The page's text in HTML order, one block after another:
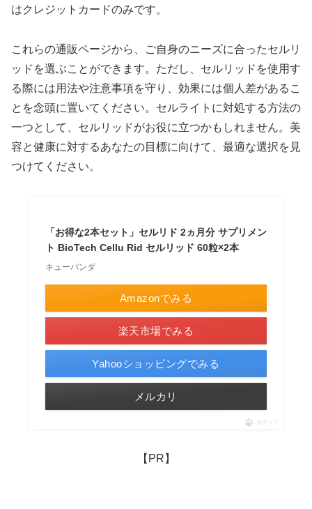
はクレジットカードのみです。
これらの通販ページから、ご自身のニーズに合ったセルリ
ッドを選ぶことができます。ただし、セルリッドを使用す
る際には用法や注意事項を守り、効果には個人差があるこ
とを念頭に置いてください。セルライトに対処する方法の
一つとして、セルリッドがお役に立つかもしれません。美
容と健康に対するあなたの目標に向けて、最適な選択を見
つけてください。
「お得な2本セット」セルリド 2ヵ月分 サプリメン
ト BioTech Cellu Rid セルリッド 60粒×2本
キューパンダ
Amazonでみる
楽天市場でみる
Yahooショッピングでみる
メルカリ
ポチップ
【PR】